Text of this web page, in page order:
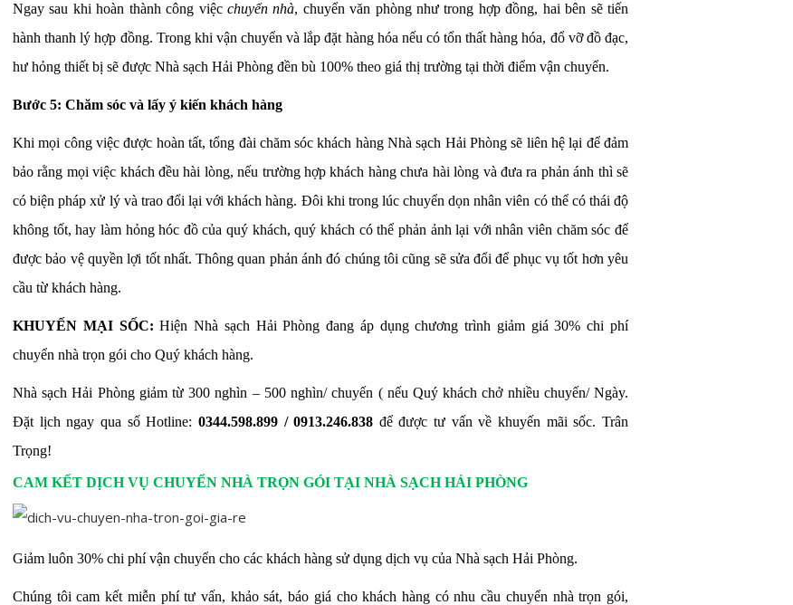
Ngay sau khi hoàn thành công việc chuyển nhà, chuyển văn phòng như trong hợp đồng, hai bên sẽ tiến
hành thanh lý hợp đồng. Trong khi vận chuyển và lắp đặt hàng hóa nếu có tổn thất hàng hóa, đổ vỡ đồ đạc,
hư hỏng thiết bị sẽ được Nhà sạch Hải Phòng đền bù 100% theo giá thị trường tại thời điểm vận chuyển.
Bước 5: Chăm sóc và lấy ý kiến khách hàng
Khi mọi công việc được hoàn tất, tổng đài chăm sóc khách hàng Nhà sạch Hải Phòng sẽ liên hệ lại để đảm
bảo rằng mọi việc khách đều hài lòng, nếu trường hợp khách hàng chưa hài lòng và đưa ra phản ánh thì sẽ
có biện pháp xử lý và trao đổi lại với khách hàng. Đôi khi trong lúc chuyển dọn nhân viên có thể có thái độ
không tốt, hay làm hỏng hóc đồ của quý khách, quý khách có thể phản ảnh lại với nhân viên chăm sóc để
được bảo vệ quyền lợi tốt nhất. Thông quan phản ánh đó chúng tôi cũng sẽ sửa đổi để phục vụ tốt hơn yêu
cầu từ khách hàng.
KHUYẾN MẠI SỐC: Hiện Nhà sạch Hải Phòng đang áp dụng chương trình giảm giá 30% chi phí
chuyển nhà trọn gói cho Quý khách hàng.
Nhà sạch Hải Phòng giảm từ 300 nghìn – 500 nghìn/ chuyến ( nếu Quý khách chở nhiều chuyến/ Ngày.
Đặt lịch ngay qua số Hotline: 0344.598.899 / 0913.246.838 để được tư vấn về khuyến mãi sốc. Trân
Trọng!
CAM KẾT DỊCH VỤ CHUYỂN NHÀ TRỌN GÓI TẠI NHÀ SẠCH HẢI PHÒNG
Giảm luôn 30% chi phí vận chuyển cho các khách hàng sử dụng dịch vụ của Nhà sạch Hải Phòng.
Chúng tôi cam kết miễn phí tư vấn, khảo sát, báo giá cho khách hàng có nhu cầu chuyển nhà trọn gói,